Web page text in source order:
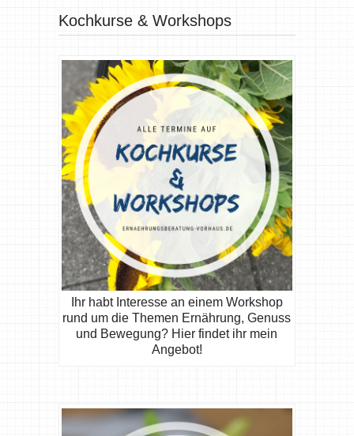
Kochkurse & Workshops
Ihr habt Interesse an einem Workshop
rund um die Themen Ernährung, Genuss
und Bewegung? Hier findet ihr mein
Angebot!